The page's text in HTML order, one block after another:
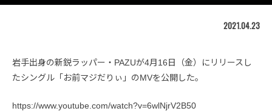
2021.04.23
岩手出身の新鋭ラッパー・PAZUが4月16日（金）にリリースし
たシングル「お前マジだりぃ」のMVを公開した。
https://www.youtube.com/watch?v=6wlNjrV2B50